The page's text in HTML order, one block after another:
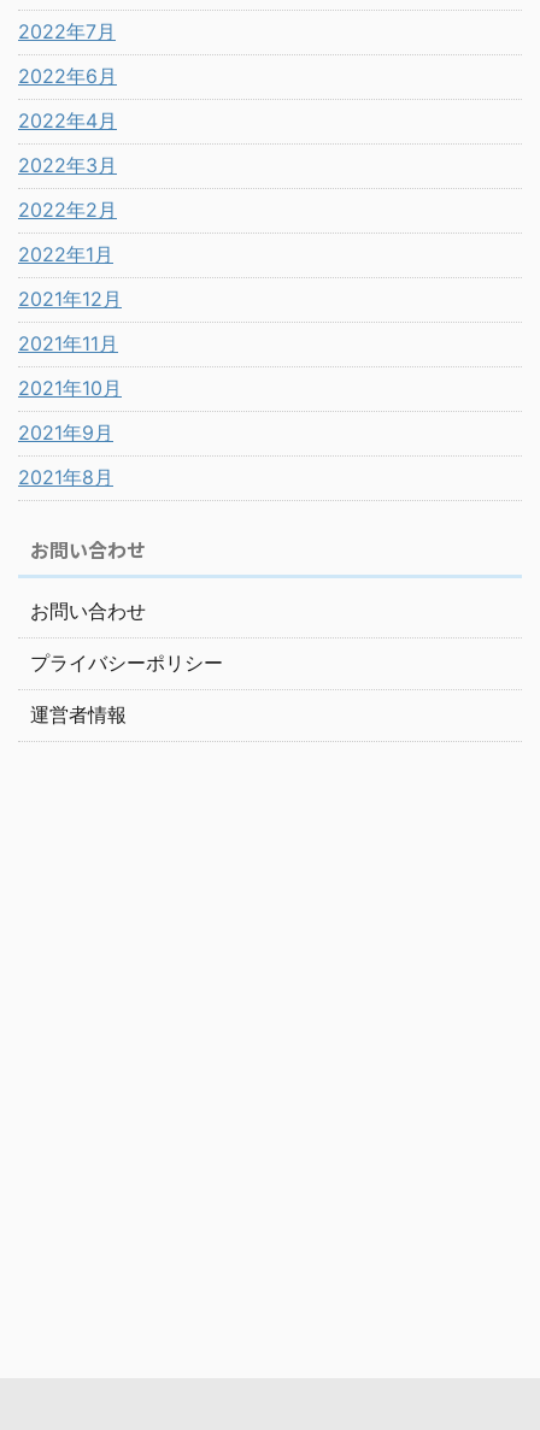
2022年7月
2022年6月
2022年4月
2022年3月
2022年2月
2022年1月
2021年12月
2021年11月
2021年10月
2021年9月
2021年8月
お問い合わせ
お問い合わせ
プライバシーポリシー
運営者情報